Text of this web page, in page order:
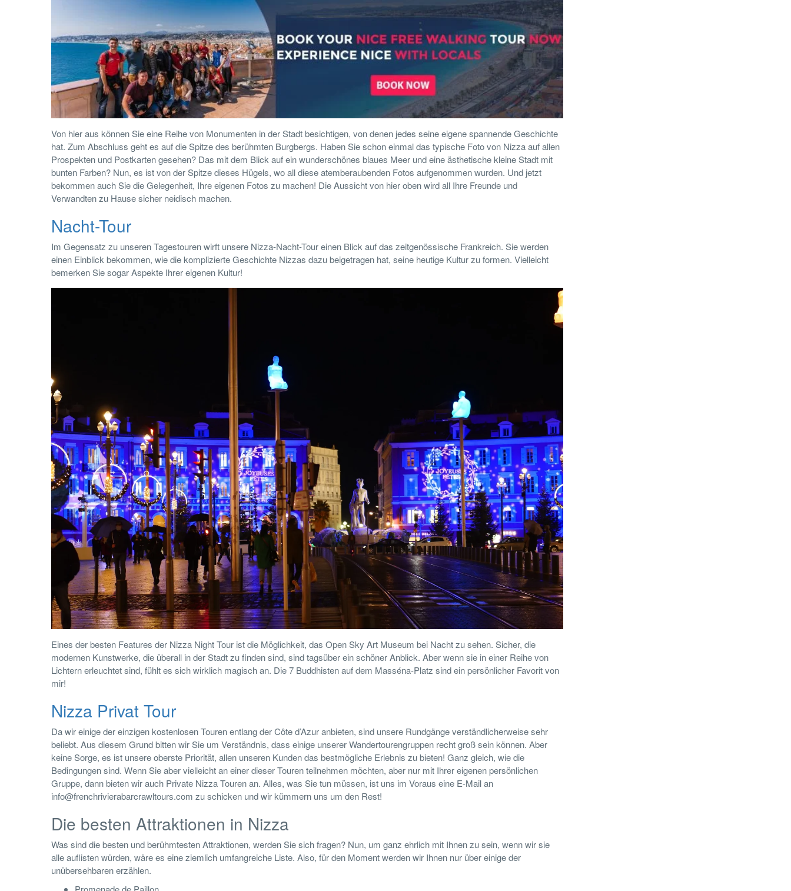
Von hier aus können Sie eine Reihe von Monumenten in der Stadt besichtigen, von denen jedes seine eigene spannende Geschichte
hat. Zum Abschluss geht es auf die Spitze des berühmten Burgbergs. Haben Sie schon einmal das typische Foto von Nizza auf allen
Prospekten und Postkarten gesehen? Das mit dem Blick auf ein wunderschönes blaues Meer und eine ästhetische kleine Stadt mit
bunten Farben? Nun, es ist von der Spitze dieses Hügels, wo all diese atemberaubenden Fotos aufgenommen wurden. Und jetzt
bekommen auch Sie die Gelegenheit, Ihre eigenen Fotos zu machen! Die Aussicht von hier oben wird all Ihre Freunde und
Verwandten zu Hause sicher neidisch machen.
Nacht-Tour
Im Gegensatz zu unseren Tagestouren wirft unsere Nizza-Nacht-Tour einen Blick auf das zeitgenössische Frankreich. Sie werden
einen Einblick bekommen, wie die komplizierte Geschichte Nizzas dazu beigetragen hat, seine heutige Kultur zu formen. Vielleicht
bemerken Sie sogar Aspekte Ihrer eigenen Kultur!
Eines der besten Features der Nizza Night Tour ist die Möglichkeit, das Open Sky Art Museum bei Nacht zu sehen. Sicher, die
modernen Kunstwerke, die überall in der Stadt zu finden sind, sind tagsüber ein schöner Anblick. Aber wenn sie in einer Reihe von
Lichtern erleuchtet sind, fühlt es sich wirklich magisch an. Die 7 Buddhisten auf dem Masséna-Platz sind ein persönlicher Favorit von
mir!
Nizza Privat Tour
Da wir einige der einzigen kostenlosen Touren entlang der Côte d’Azur anbieten, sind unsere Rundgänge verständlicherweise sehr
beliebt. Aus diesem Grund bitten wir Sie um Verständnis, dass einige unserer Wandertourengruppen recht groß sein können. Aber
keine Sorge, es ist unsere oberste Priorität, allen unseren Kunden das bestmögliche Erlebnis zu bieten! Ganz gleich, wie die
Bedingungen sind. Wenn Sie aber vielleicht an einer dieser Touren teilnehmen möchten, aber nur mit Ihrer eigenen persönlichen
Gruppe, dann bieten wir auch Private Nizza Touren an. Alles, was Sie tun müssen, ist uns im Voraus eine E-Mail an
info@frenchrivierabarcrawltours.com zu schicken und wir kümmern uns um den Rest!
Die besten Attraktionen in Nizza
Was sind die besten und berühmtesten Attraktionen, werden Sie sich fragen? Nun, um ganz ehrlich mit Ihnen zu sein, wenn wir sie
alle auflisten würden, wäre es eine ziemlich umfangreiche Liste. Also, für den Moment werden wir Ihnen nur über einige der
unübersehbaren erzählen.